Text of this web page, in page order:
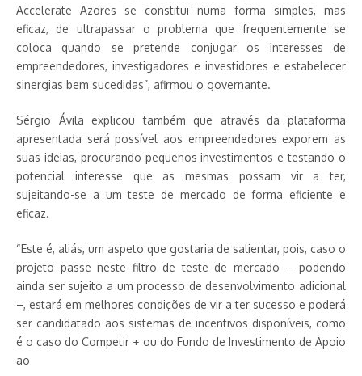
Accelerate Azores se constitui numa forma simples, mas
eficaz, de ultrapassar o problema que frequentemente se
coloca quando se pretende conjugar os interesses de
empreendedores, investigadores e investidores e estabelecer
sinergias bem sucedidas”, afirmou o governante.
Sérgio Ávila explicou também que através da plataforma
apresentada será possível aos empreendedores exporem as
suas ideias, procurando pequenos investimentos e testando o
potencial interesse que as mesmas possam vir a ter,
sujeitando-se a um teste de mercado de forma eficiente e
eficaz.
“Este é, aliás, um aspeto que gostaria de salientar, pois, caso o
projeto passe neste filtro de teste de mercado – podendo
ainda ser sujeito a um processo de desenvolvimento adicional
–, estará em melhores condições de vir a ter sucesso e poderá
ser candidatado aos sistemas de incentivos disponíveis, como
é o caso do Competir + ou do Fundo de Investimento de Apoio
ao